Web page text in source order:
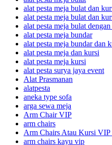
alat pesta meja bulat dan
alat pesta meja bulat dan
alat pesta meja bulat
alat pesta meja bundar
alat pesta meja bundar dan
alat pesta meja dan kursi
alat pesta meja kursi
alat pesta surya jaya event
Alat Prasmanan
alatpesta
aneka type sofa
arga sewa meja
Arm Chair VIP
arm chairs
Arm Chairs Atau Kursi VIP
arm chairs kayu vip